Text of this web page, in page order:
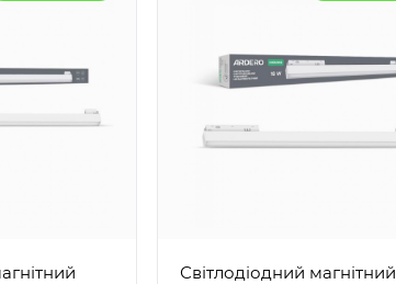
Світлодіодний магнітний